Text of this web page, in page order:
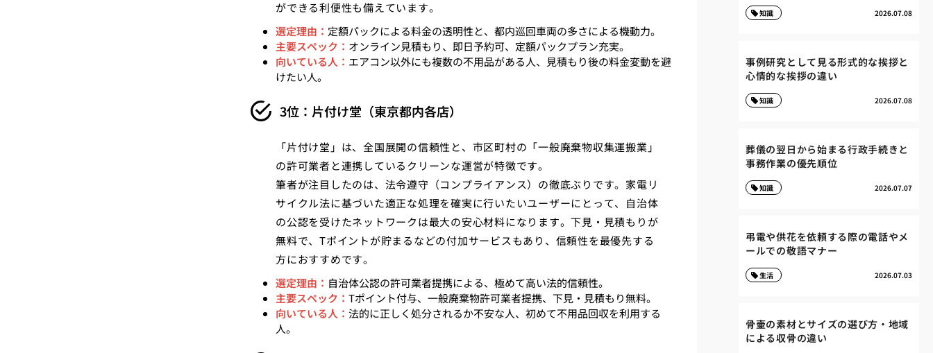
ができる利便性も備えています。
選定理由： 定額パックによる料金の透明性と、都内巡回車両の多さによる機動力。
主要スペック： オンライン見積もり、即日予約可、定額パックプラン充実。
向いている人： エアコン以外にも複数の不用品がある人、見積もり後の料金変動を避
けたい人。
3位：片付け堂（東京都内各店）
「片付け堂」は、全国展開の信頼性と、市区町村の「一般廃棄物収集運搬業」
の許可業者と連携しているクリーンな運営が特徴です。
筆者が注目したのは、法令遵守（コンプライアンス）の徹底ぶりです。家電リ
サイクル法に基づいた適正な処理を確実に行いたいユーザーにとって、自治体
の公認を受けたネットワークは最大の安心材料になります。下見・見積もりが
無料で、Tポイントが貯まるなどの付加サービスもあり、信頼性を最優先する
方におすすめです。
選定理由： 自治体公認の許可業者提携による、極めて高い法的信頼性。
主要スペック： Tポイント付与、一般廃棄物許可業者提携、下見・見積もり無料。
向いている人： 法的に正しく処分されるか不安な人、初めて不用品回収を利用する
人。
2026.07.08
知識
事例研究として見る形式的な挨拶と
心情的な挨拶の違い
2026.07.08
知識
葬儀の翌日から始まる行政手続きと
事務作業の優先順位
2026.07.07
知識
弔電や供花を依頼する際の電話やメ
ールでの敬語マナー
2026.07.03
生活
骨壷の素材とサイズの選び方・地域
による収骨の違い